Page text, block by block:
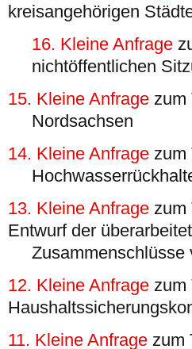
kreisangehörigen
16. Kleine Anfrage
nichtöffentlichen
15. Kleine Anfrage zum
Nordsachsen
14. Kleine Anfrage zum
13. Kleine Anfrage zum
Entwurf der
Zusammenschlüsse
12. Kleine Anfrage zum
11. Kleine Anfrage zum